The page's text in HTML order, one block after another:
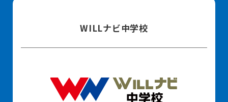
WILLナビ中学校